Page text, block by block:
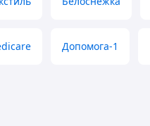
Допомога-1